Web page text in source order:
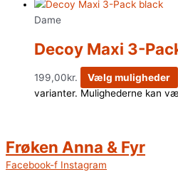
Dame
Decoy Maxi 3-
199,00kr. Vælg muligheder
varianter. Mulighederne kan
Frøken Anna & Fyr
Facebook-f Instagram